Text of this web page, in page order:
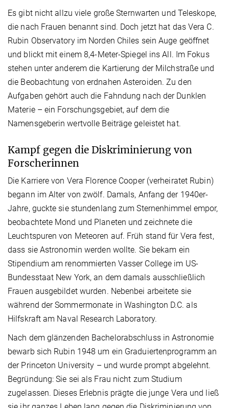
Es gibt nicht allzu viele große Sternwarten und Teleskope,
die nach Frauen benannt sind. Doch jetzt hat das Vera C.
Rubin Observatory im Norden Chiles sein Auge geöffnet
und blickt mit einem 8,4-Meter-Spiegel ins All. Im Fokus
stehen unter anderem die Kartierung der Milchstraße und
die Beobachtung von erdnahen Asteroiden. Zu den
Aufgaben gehört auch die Fahndung nach der Dunklen
Materie – ein Forschungsgebiet, auf dem die
Namensgeberin wertvolle Beiträge geleistet hat.
Kampf gegen die Diskriminierung von
Forscherinnen
Die Karriere von Vera Florence Cooper (verheiratet Rubin)
begann im Alter von zwölf. Damals, Anfang der 1940er-
Jahre, guckte sie stundenlang zum Sternenhimmel empor,
beobachtete Mond und Planeten und zeichnete die
Leuchtspuren von Meteoren auf. Früh stand für Vera fest,
dass sie Astronomin werden wollte. Sie bekam ein
Stipendium am renommierten Vasser College im US-
Bundesstaat New York, an dem damals ausschließlich
Frauen ausgebildet wurden. Nebenbei arbeitete sie
während der Sommermonate in Washington D.C. als
Hilfskraft am Naval Research Laboratory.
Nach dem glänzenden Bachelorabschluss in Astronomie
bewarb sich Rubin 1948 um ein Graduiertenprogramm an
der Princeton University – und wurde prompt abgelehnt.
Begründung: Sie sei als Frau nicht zum Studium
zugelassen. Dieses Erlebnis prägte die junge Vera und ließ